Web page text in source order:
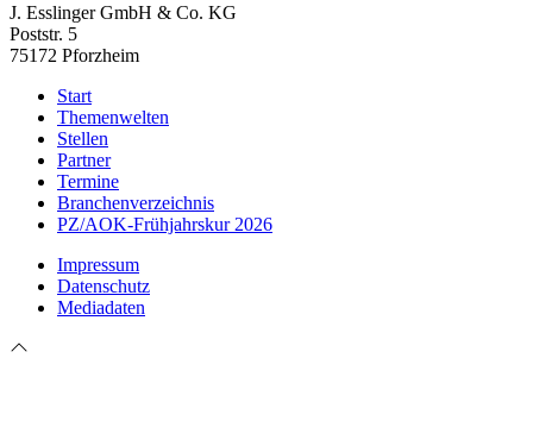
J. Esslinger GmbH & Co. KG
Poststr. 5
75172 Pforzheim
Start
Themenwelten
Stellen
Partner
Termine
Branchenverzeichnis
PZ/AOK-Frühjahrskur 2026
Impressum
Datenschutz
Mediadaten